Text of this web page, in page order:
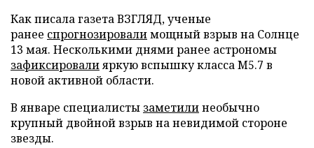
Как писала газета ВЗГЛЯД, ученые
ранее спрогнозировалимощный взрыв на Солнце
13 мая. Несколькими днями ранее астрономы
зафиксировалияркую вспышку класса M5.7 в
новой активной области.
В январе специалисты заметилинеобычно
крупный двойной взрыв на невидимой стороне
звезды.